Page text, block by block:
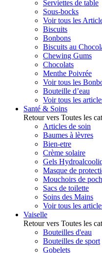
Serviettes de table
Sous-bocks
Voir tous les
Biscuits
Bonbons
Biscuits au
Chewing Gums
Chocolats
Menthe Poivrée
Voir tous les
Bouteille d’eau
Voir tous les
Santé & Soins
Retour vers Toutes les
Articles de soin
Baumes à lèvres
Bien-etre
Crème solaire
Gels
Masque de
Mouchoirs de
Sacs de toilette
Soins des Mains
Voir tous les
Vaiselle
Retour vers Toutes les
Bouteilles d'eau
Bouteilles de sport
Gobelets